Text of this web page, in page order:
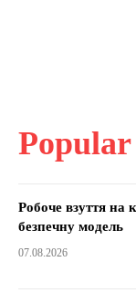
Popular
Робоче взуття на
безпечну модель
07.08.2026